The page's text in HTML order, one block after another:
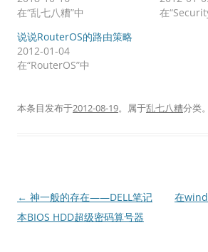
在“乱七八糟”中
在
说说RouterOS的路由策略
2012-01-04
在“RouterOS”中
本条目发布于2012-08-19。属于乱七八糟分类。
文
章
← 神一般的存在——DELL笔记
本BIOS HDD超级密码算号器
在